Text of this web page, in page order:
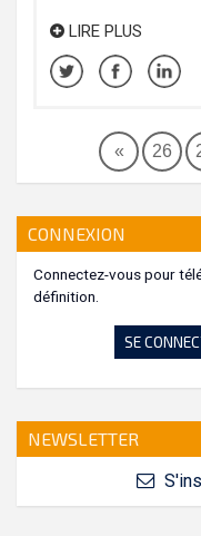
LIRE PLUS
« 26
CONNEXION
Connectez-vous pour
définition.
SE
NEWSLETTER